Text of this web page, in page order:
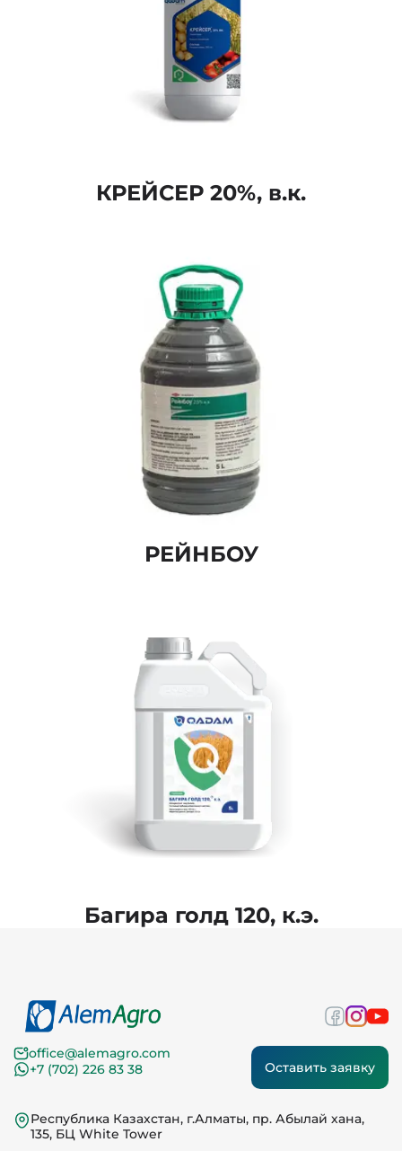
КРЕЙСЕР 20%, в.к.
РЕЙНБОУ
Багира голд 120, к.э.
office@alemagro.com
+7 (702) 226 83 38
Оставить заявку
Республика Казахстан, г.Алматы, пр. Абылай хана,
135, БЦ White Tower